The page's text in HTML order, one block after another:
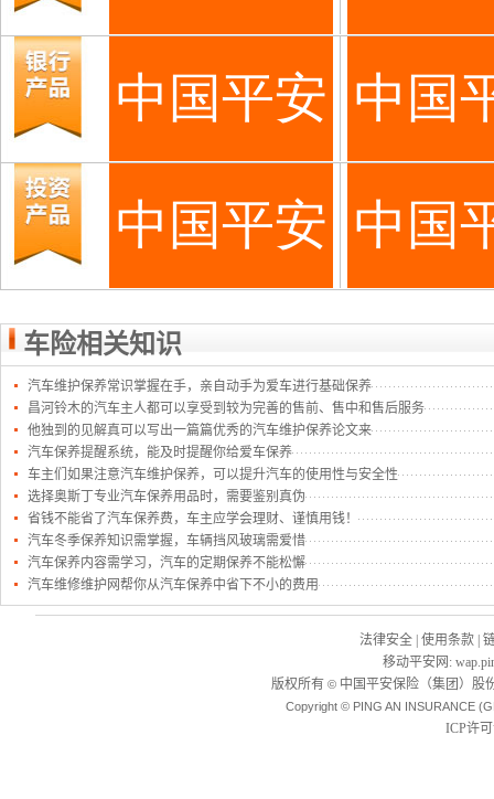
车险相关知识
汽车维护保养常识掌握在手，亲自动手为爱车进行基础保养
昌河铃木的汽车主人都可以享受到较为完善的售前、售中和售后服务
他独到的见解真可以写出一篇篇优秀的汽车维护保养论文来
汽车保养提醒系统，能及时提醒你给爱车保养
车主们如果注意汽车维护保养，可以提升汽车的使用性与安全性
选择奥斯丁专业汽车保养用品时，需要鉴别真伪
省钱不能省了汽车保养费，车主应学会理财、谨慎用钱！
汽车冬季保养知识需掌握，车辆挡风玻璃需爱惜
汽车保养内容需学习，汽车的定期保养不能松懈
汽车维修维护网帮你从汽车保养中省下不小的费用
法律安全 使用条款
移动平安网 :
版权所有 ©中国平安保险（集团）股
Copyright © PING AN INSURANCE
ICP许